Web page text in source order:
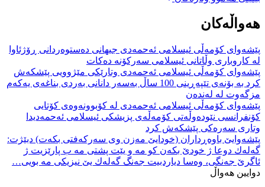
هەواڵەکان
پێشەوای كۆمەڵی ئیسلامی ئەحمەدی جیهانی دەستوەردانی ڕۆژئاوا
لە كاروباری وڵاتانی ئیسلامی سەركۆنە دەكات
پێشەوای كۆمەڵی ئیسلامی ئەحمەدی وتارێكی مێژوویی پێشكەش
كرد بە بۆنەی تێپەڕینی 100 ساڵ بەسەر دانانی بەردی بناغەی یەكەم
مزگەوت لە لەندەن
پێشەوای كۆمەڵی ئیسلامی ئەحمەدی لە كۆبوونەوەی كۆتایی
كۆنفرانسی نێودەوڵەتی كۆمەڵەی پزیشكی ئیسلامی ئەحمەدیدا
وتاری سەرەكی پێشكەش كرد
پێشەوایێ باوەڕداران (خودایێ مەزن وی سەركەفتی بكەت) دبێژت:
گەلەك دوعا ژ خودێ بكەن كو مە و یێت پشتی مە ب پارێزیت ژ
ئاگرێ جەنگی، وەسا دیاردبیت جەنگ گەلەك یێ نیزیكی مە بويى…
دوایین هەواڵ